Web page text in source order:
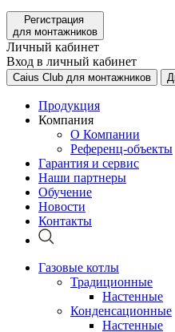
Регистрация
для монтажников
Личный кабинет
Вход в личный кабинет
Caius Club для монтажников
Продукция
Компания
О Компании
Референц-объекты
Гарантия и сервис
Наши партнеры
Обучение
Новости
Контакты
Газовые котлы
Традиционные
Настенные
Конденсационные
Настенные